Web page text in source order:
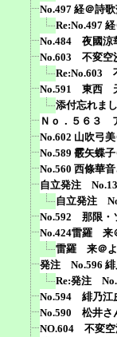
No.497 経＠詩
Re:No.497
No.484 夜國涼
No.603 不変空
Re:No.603
No.591 東西
添付忘れま
Ｎｏ．５６３
No.602 山吹弓
No.589 霰矢蝶
No.560 西條華
自立発注 No.13
自立発注
No.592 那限・
No.424雷羅 来
雷羅 来＠よ
発注 No.596 緋
Re:発注
No.594 緋乃江
No.590 松井さ
NO.604 不変空